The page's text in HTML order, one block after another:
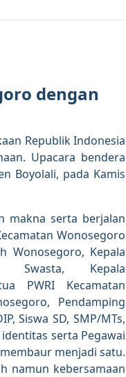
dengan
Republik Indonesia
Upacara bendera
Boyolali, pada Kamis
makna serta berjalan
Wonosegoro
Wonosegoro, Kepala
Swasta, Kepala
PWRI Kecamatan
Pendamping
Siswa SD, SMP/MTs,
serta Pegawai
menjadi satu.
namun kebersamaan